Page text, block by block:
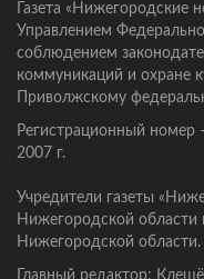
Газета «Нижегородские
Управлением
соблюдением
коммуникаций и охране
Приволжскому
Регистрационный
2007 г.
Учредители газеты
Нижегородской области
Нижегородской области.